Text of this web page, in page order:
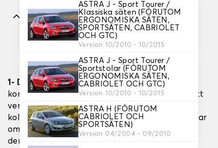
ASTRA J - Sport Tourer /
Klassiska säten (FÖRUTOM
ERGONOMISKA SÄTEN,
SPORTSÄTEN, CABRIOLET
OCH GTC)
Version 10/2010 - 10/2015
ASTRA J - Sport Tourer /
Sportstolar (FÖRUTOM
ERGONOMISKA SÄTEN,
CABRIOLET OCH GTC)
Version 10/2010 - 10/2015
ASTRA H (FÖRUTOM
CABRIOLET OCH
SPORTSÄTEN)
Version 04/2004 - 09/2010
Funktioner
KROCKKUDDAR
1- Din säkerhet: vår absoluta prioritet
kompatibel med krockkuddar, sömmarna på ditt
verktygsskydd utlöser dem i händelse av en
kollision. Säkerhetssystemet utlöses och fungerar
omedelbart. Det unika med vårt patent ligger i
den mycket speciella sömnadstekniken.